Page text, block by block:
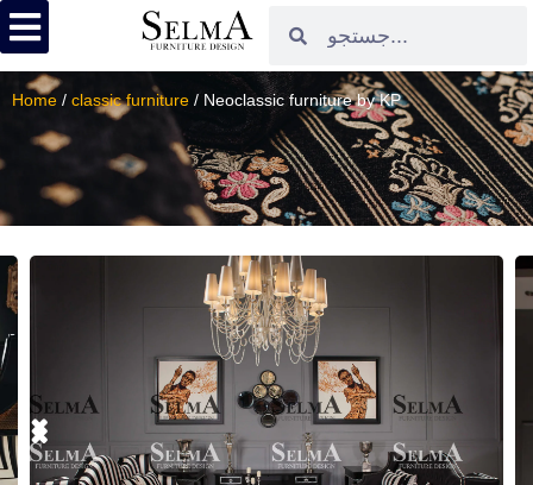
Home / classic furniture / Neoclassic furniture by KP